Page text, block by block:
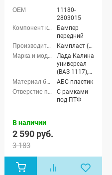
11180-
2803015
Бампер
передний
Кампласт (г. Набережные Челны)
Лада Калина
универсал
(ВАЗ 1117),
Лада Калина
седан (ВАЗ
1118), Лада
Калина
АБС-пластик
С рамками
под ПТФ
В наличии
2 590 руб.
3 183